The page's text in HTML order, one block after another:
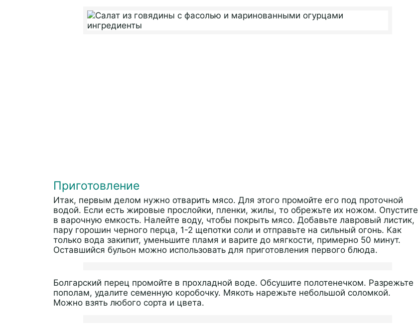
Приготовление
Итак, первым делом нужно отварить мясо. Для этого промойте его под проточной
водой. Если есть жировые прослойки, пленки, жилы, то обрежьте их ножом. Опустите
в варочную емкость. Налейте воду, чтобы покрыть мясо. Добавьте лавровый листик,
пару горошин черного перца, 1-2 щепотки соли и отправьте на сильный огонь. Как
только вода закипит, уменьшите пламя и варите до мягкости, примерно 50 минут.
Оставшийся бульон можно использовать для приготовления первого блюда.
Болгарский перец промойте в прохладной воде. Обсушите полотенечком. Разрежьте
пополам, удалите семенную коробочку. Мякоть нарежьте небольшой соломкой.
Можно взять любого сорта и цвета.